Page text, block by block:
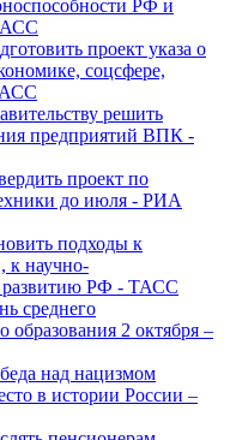
РФ и
проект указа о
соцсфере,
решить
предприятий ВПК -
проект по
до июля - РИА
подходы к
к научно-
развитию РФ - ТАСС
среднего
образования 2 октября –
над нацизмом
в истории России –